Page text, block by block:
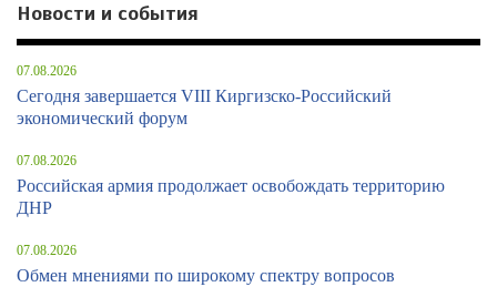
Новости и события
07.08.2026
Сегодня завершается VIII Киргизско-Российский
экономический форум
07.08.2026
Российская армия продолжает освобождать территорию
ДНР
07.08.2026
Обмен мнениями по широкому спектру вопросов